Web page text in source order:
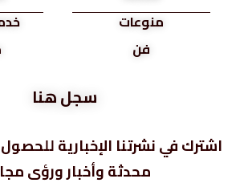
منوعات
فن
سجل هنا
اشترك في نشرتنا الإخبارية
محدثة وأخبار ورؤى